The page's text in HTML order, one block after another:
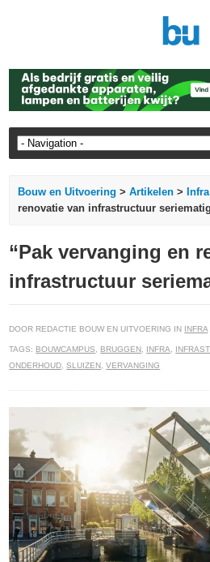
Bouw en Uitvoering >Artikelen > Infra
renovatie van infrastructuur
“Pak vervanging en
infrastructuur
DOOR REDACTIE BOUW EN UITVOERING IN INFRA
TAGS: BOUWCAMPUS, BRUGGEN, INFRA,
ONDERHOUD,SLUIZEN,VERVANGING